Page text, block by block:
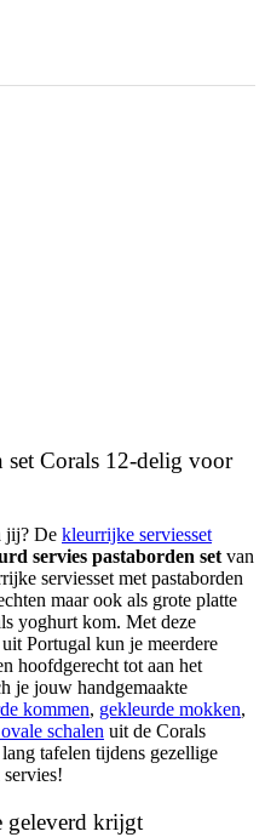
set Corals 12-delig voor
jij? De kleurrijke serviesset
servies pastaborden set van
serviesset met pastaborden
maar ook als grote platte
yoghurt kom. Met deze
Portugal kun je meerdere
hoofdgerecht tot aan het
je jouw handgemaakte
kommen, gekleurde mokken,
schalen uit de Corals
tafelen tijdens gezellige
geleverd krijgt